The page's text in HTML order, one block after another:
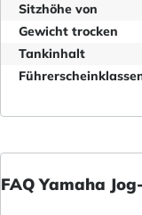
Sitzhöhe von
Gewicht trocken
Tankinhalt
FAQ Yamaha